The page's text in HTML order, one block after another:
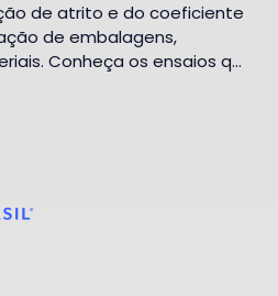
de atrito e do coeficiente
de embalagens,
Conheça os ensaios q…